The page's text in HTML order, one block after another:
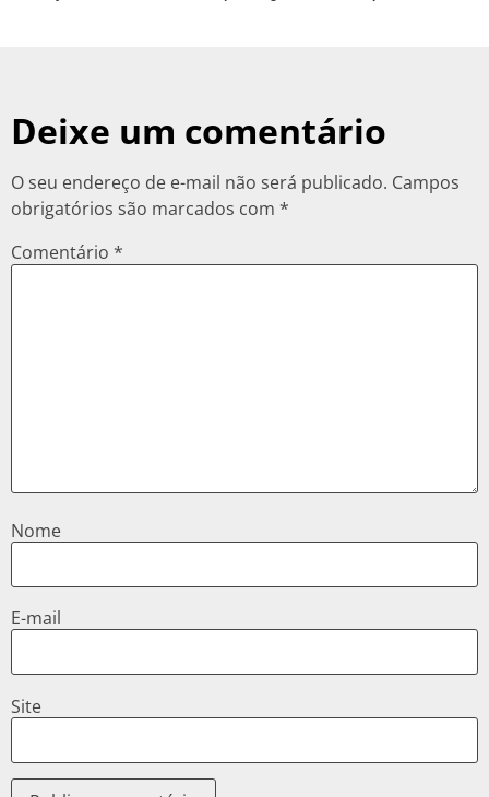
Deixe um comentário
O seu endereço de e-mail não será publicado. Campos
obrigatórios são marcados com *
Comentário *
Nome
E-mail
Site